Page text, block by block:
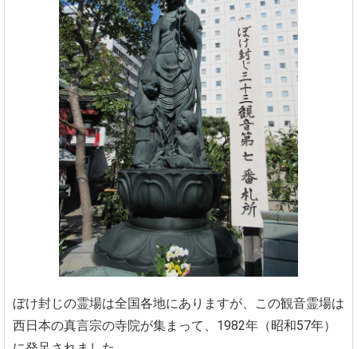
ぼけ封じの霊場は全国各地にありますが、この観音霊場は
西日本の真言宗の寺院が集まって、1982年（昭和57年）